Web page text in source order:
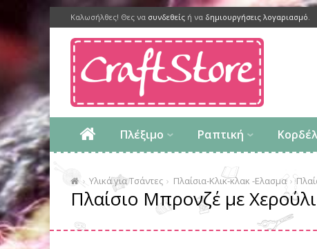
Καλωσήλθες! Θες να συνδεθείς ή να δημιουργήσεις λογαριασμό.
Πλέξιμο Ραπτική
Υλικά για Τσάντες Πλαίσια-Κλικ-κλακ -Ελασμα
Πλαίσιο Μπρονζέ με